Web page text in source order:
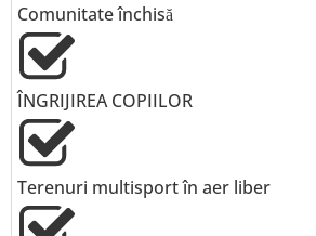
Comunitate închisă
ÎNGRIJIREA COPIILOR
Terenuri multisport în aer liber